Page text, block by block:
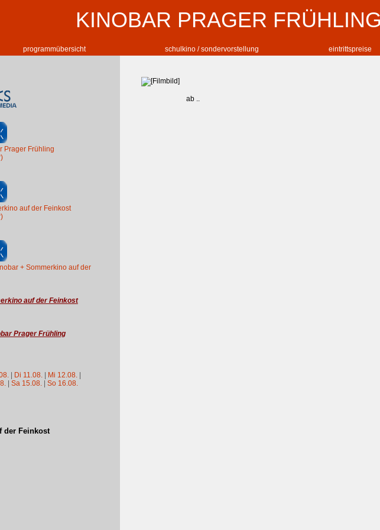
KINOBAR PRAGER FRÜHLING
programmübersicht schulkino / sondervorstellung eintrittspreise
Prager Frühling
auf der Feinkost
+ Sommerkino auf der
auf der Feinkost
Prager Frühling
| Di 11.08. | Mi 12.08. |
| Sa 15.08. | So 16.08.
der Feinkost
ab ..